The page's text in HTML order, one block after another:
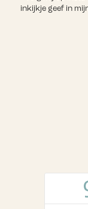
inkijkje geef in